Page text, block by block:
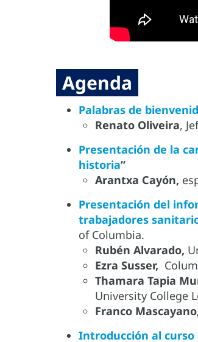
Agenda
Palabras de
Renato Oliveira,
Presentación de la
historia”
Arantxa Cayón,
Presentación del
trabajadores
of Columbia.
Rubén Alvarado,
Ezra Susser,
Thamara Tapia
University College
Franco
Introducción al curso